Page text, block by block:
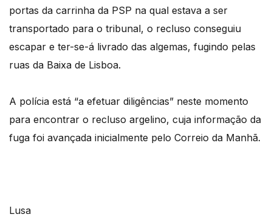
portas da carrinha da PSP na qual estava a ser
transportado para o tribunal, o recluso conseguiu
escapar e ter-se-á livrado das algemas, fugindo pelas
ruas da Baixa de Lisboa.
A polícia está “a efetuar diligências” neste momento
para encontrar o recluso argelino, cuja informação da
fuga foi avançada inicialmente pelo Correio da Manhã.
Lusa